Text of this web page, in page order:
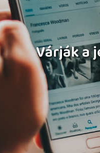
Várják a